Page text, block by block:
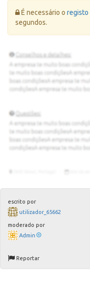
Erro:
É necessário o registo
segundos.
escrito por
utilizador_65662
moderado por
Admin
Reportar